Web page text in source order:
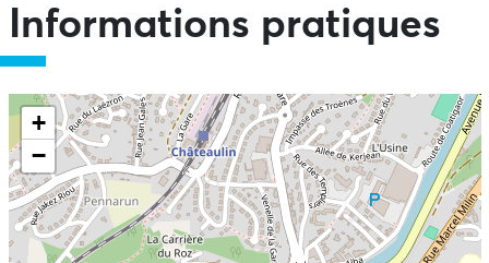
Informations pratiques
+
−